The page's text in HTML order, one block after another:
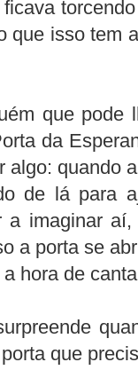
que isso tem
que pode
da
algo: quando
de lá para
a imaginar
a porta se
hora de
que